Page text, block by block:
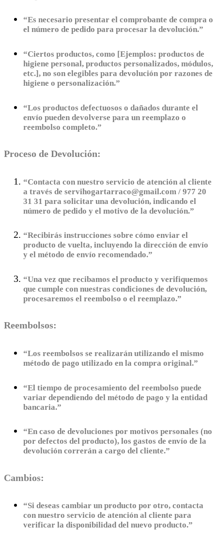
“Es necesario presentar el comprobante de compra o
el número de pedido para procesar la devolución.”
“Ciertos productos, como [Ejemplos: productos de
higiene personal, productos personalizados, módulos,
etc.], no son elegibles para devolución por razones de
higiene o personalización.”
“Los productos defectuosos o dañados durante el
envío pueden devolverse para un reemplazo o
reembolso completo.”
Proceso de Devolución:
“Contacta con nuestro servicio de atención al cliente
a través de servihogartarraco@gmail.com / 977 20
31 31 para solicitar una devolución, indicando el
número de pedido y el motivo de la devolución.”
“Recibirás instrucciones sobre cómo enviar el
producto de vuelta, incluyendo la dirección de envío
y el método de envío recomendado.”
“Una vez que recibamos el producto y verifiquemos
que cumple con nuestras condiciones de devolución,
procesaremos el reembolso o el reemplazo.”
Reembolsos:
“Los reembolsos se realizarán utilizando el mismo
método de pago utilizado en la compra original.”
“El tiempo de procesamiento del reembolso puede
variar dependiendo del método de pago y la entidad
bancaria.”
“En caso de devoluciones por motivos personales (no
por defectos del producto), los gastos de envío de la
devolución correrán a cargo del cliente.”
Cambios:
“Si deseas cambiar un producto por otro, contacta
con nuestro servicio de atención al cliente para
verificar la disponibilidad del nuevo producto.”